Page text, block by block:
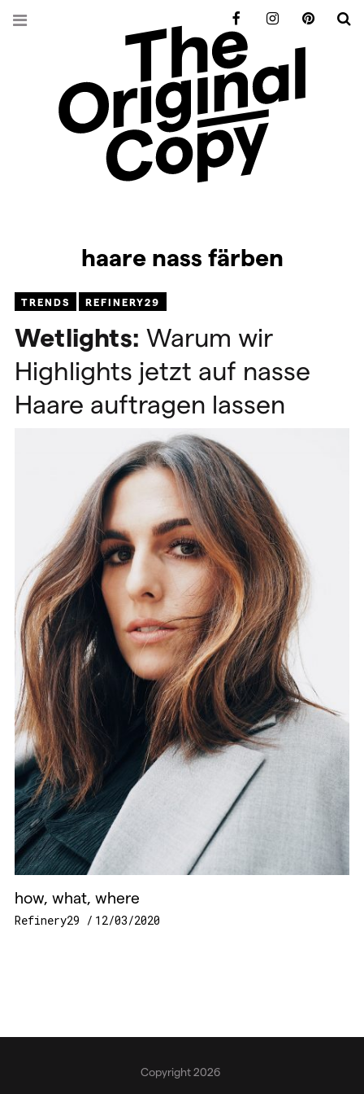
haare nass färben
TRENDS REFINERY29
Wetlights: Warum wir
Highlights jetzt auf nasse
Haare auftragen lassen
how, what, where
Refinery29 12/03/2020
Copyright 2026
FacebookInstagramPinterest